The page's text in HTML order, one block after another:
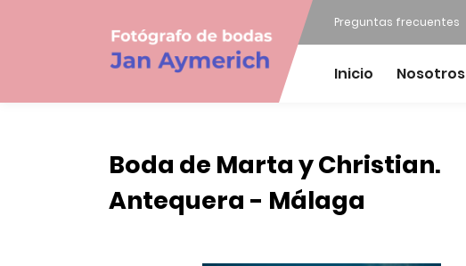
Preguntas frecuentes
Inicio Nosotros
Boda de Marta y Christian.
Antequera - Málaga